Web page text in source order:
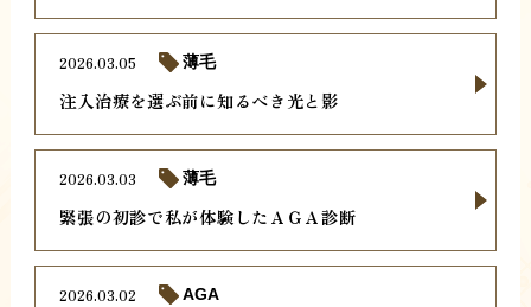
注入治療を選ぶ前に知るべき光と影
2026.03.05 薄毛
緊張の初診で私が体験したＡＧＡ診断
2026.03.03 薄毛
2026.03.02 AGA